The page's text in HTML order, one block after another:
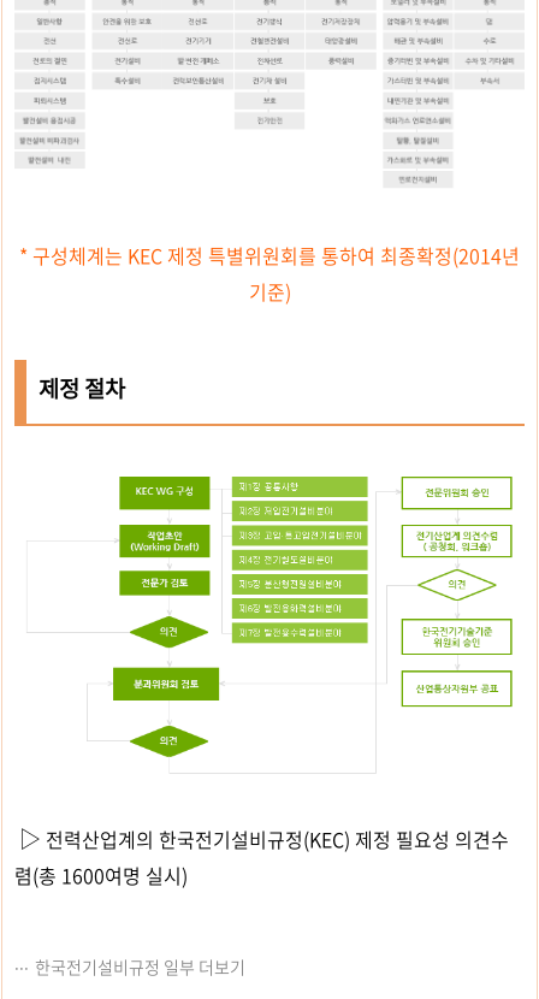
* 구성체계는 KEC 제정 특별위원회를 통하여 최종확정(2014년
기준)
제정 절차
▷ 전력산업계의 한국전기설비규정(KEC) 제정 필요성 의견수
렴(총 1600여명 실시)
한국전기설비규정 일부 더보기